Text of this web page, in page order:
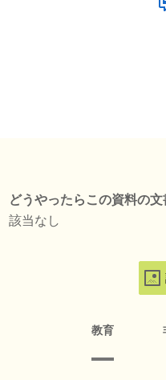
どうやったらこの資料の文
該当なし
教育